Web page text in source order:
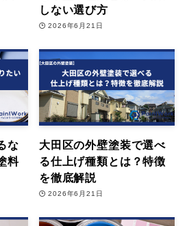
しない選び方
2026年6月21日
な
料
大田区の外壁塗装で選べ
る仕上げ種類とは？特徴
を徹底解説
2026年6月21日